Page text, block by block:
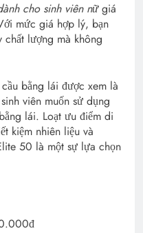
cho sinh viên nữgiá
mức giá hợp lý, bạn
chất lượng mà không
bằng lái được xem là
viên muốn sử dụng
lái. Loạt ưu điểm di
kiệm nhiên liệu và
50 là một sự lựa chọn